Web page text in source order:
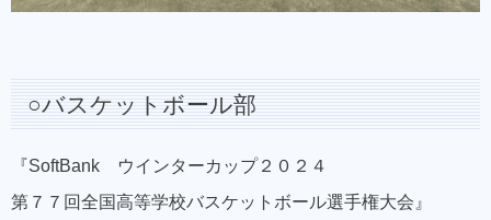
○バスケットボール部
『SoftBank ウインターカップ２０２４
第７７回全国高等学校バスケットボール選手権大会』